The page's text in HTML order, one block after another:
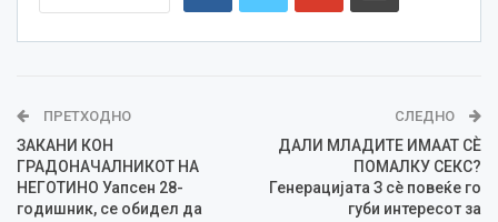
ПРЕТХОДНО
ЗАКАНИ КОН
ГРАДОНАЧАЛНИКОТ НА
НЕГОТИНО Уапсен 28-
годишник, се обидел да
СЛЕДНО
ДАЛИ МЛАДИТЕ ИМААТ СЀ
ПОМАЛКУ СЕКС?
Генерацијата З сè повеќе го
губи интересот за